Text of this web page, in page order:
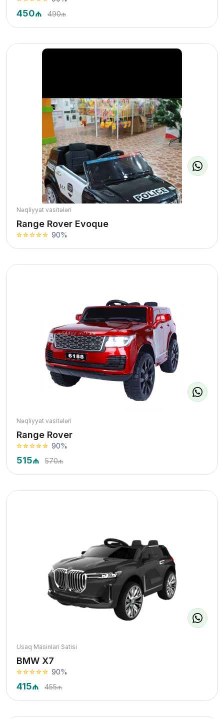
450₼ 490₼
Nəqliyyat vasitələri
Range Rover Evoque
90%
Nəqliyyat vasitələri
Range Rover
90%
515₼ 570₼
Usaq Masinlari Satisi
BMW X7
90%
415₼ 455₼